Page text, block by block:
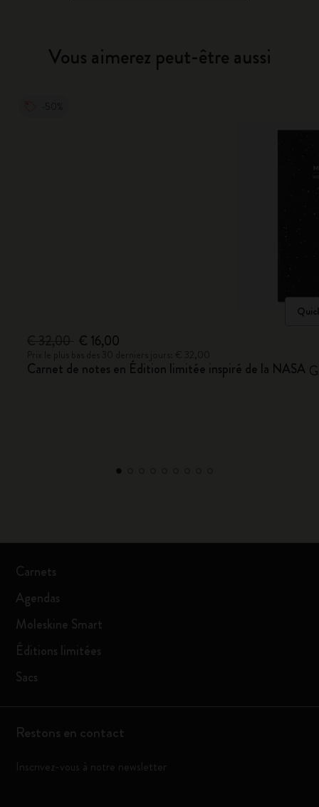
Vous aimerez peut-être aussi
€ 16,00
Carnet de notes en Édition limitée inspiré de la NASA
Carnets
Agendas
Moleskine Smart
Éditions limitées
Sacs
Restons en contact
Inscrivez-vous à notre newsletter